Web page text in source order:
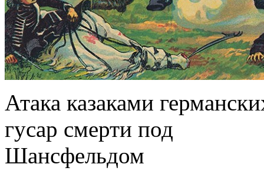
Атака казаками
гусар смерти под
Шансфельдом